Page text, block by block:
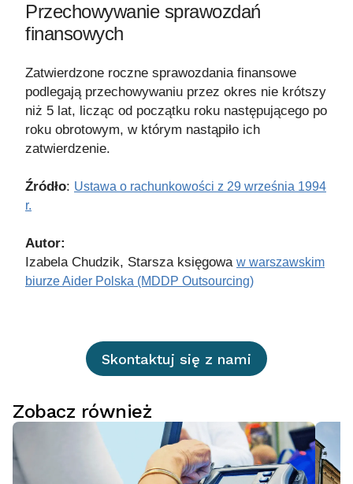
Przechowywanie sprawozdań
finansowych
Zatwierdzone roczne sprawozdania finansowe
podlegają przechowywaniu przez okres nie krótszy
niż 5 lat, licząc od początku roku następującego po
roku obrotowym, w którym nastąpiło ich
zatwierdzenie.
Źródło: Ustawa o rachunkowości z 29 września 1994
r.
Autor:
Izabela Chudzik, Starsza księgowa w warszawskim
biurze Aider Polska (MDDP Outsourcing)
Skontaktuj się z nami
Zobacz również